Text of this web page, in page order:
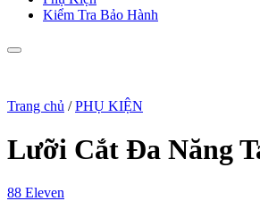
Kiểm Tra Bảo Hành
Trang chủ / PHỤ KIỆN
Lưỡi Cắt Đa Năng
88 Eleven